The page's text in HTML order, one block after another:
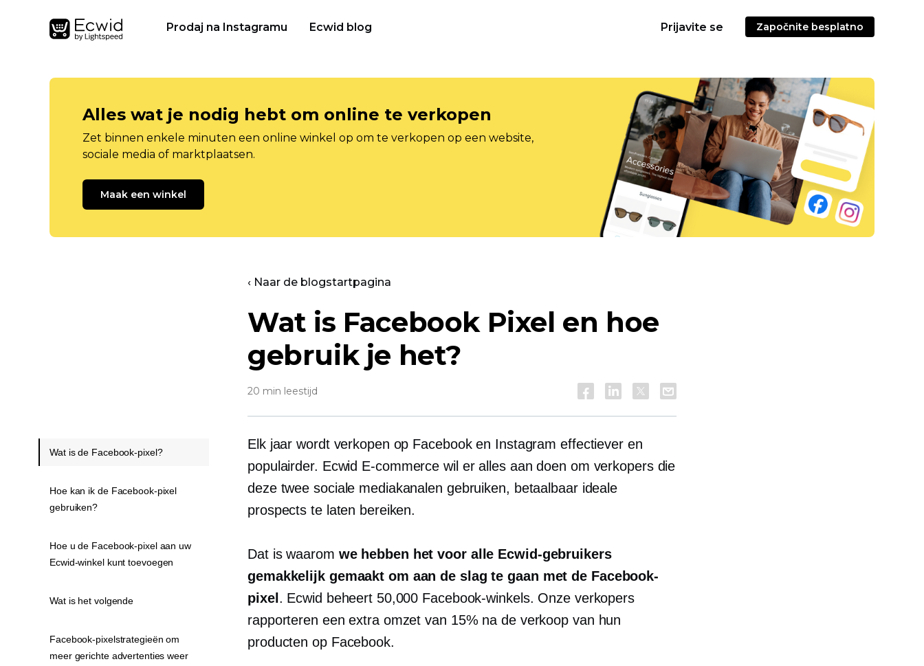
Prodaj na Instagramu Ecwid blog Prijavite se Započnite besplatno
Alles wat je nodig hebt om online te verkopen
Zet binnen enkele minuten een online winkel op om te verkopen op een website,
sociale media of marktplaatsen.
Maak een winkel
‹ Naar de blogstartpagina
Wat is Facebook Pixel en hoe
gebruik je het?
20 min leestijd
Elk jaar wordt verkopen op Facebook en Instagram effectiever en
populairder. Ecwid E-commerce wil er alles aan doen om verkopers die
deze twee sociale mediakanalen gebruiken, betaalbaar ideale
prospects te laten bereiken.
Dat is waarom we hebben het voor alle Ecwid-gebruikers
gemakkelijk gemaakt om aan de slag te gaan met de Facebook-
pixel . Ecwid beheert 50,000 Facebook-winkels. Onze verkopers
rapporteren een extra omzet van 15% na de verkoop van hun
producten op Facebook.
Wat is de Facebook-pixel?
Hoe kan ik de Facebook-pixel
gebruiken?
Hoe u de Facebook-pixel aan uw
Ecwid-winkel kunt toevoegen
Wat is het volgende
Facebook-pixelstrategieën om
meer gerichte advertenties weer